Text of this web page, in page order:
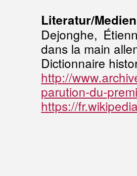
Literatur/Medien
Dejonghe,
dans la main
Dictionnaire
http://
parution-du-
https://